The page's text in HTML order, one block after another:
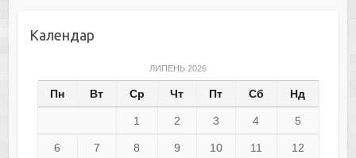
Календар
ЛИПЕНЬ 2026
Пн Вт Ср Чт Пт Сб Нд
1 2 3 4 5
6 7 8 9 10 11 12